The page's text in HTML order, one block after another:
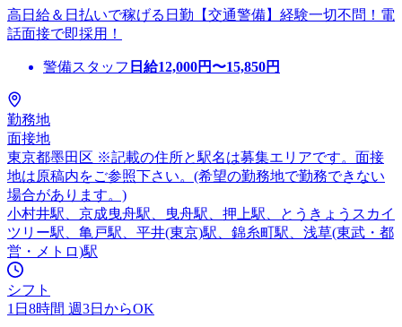
高日給＆日払いで稼げる日勤【交通警備】経験一切不問！電
話面接で即採用！
警備スタッフ 日給12,000円〜15,850円
勤務地
面接地
東京都墨田区 ※記載の住所と駅名は募集エリアです。面接
地は原稿内をご参照下さい。(希望の勤務地で勤務できない
場合があります。)
小村井駅、京成曳舟駅、曳舟駅、押上駅、とうきょうスカイ
ツリー駅、亀戸駅、平井(東京)駅、錦糸町駅、浅草(東武・都
営・メトロ)駅
シフト
1日8時間 週3日からOK